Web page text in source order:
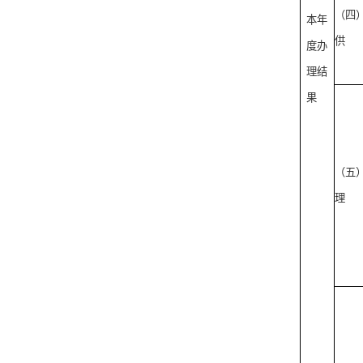
本年
度办
理结
果
（四
供
（五
理